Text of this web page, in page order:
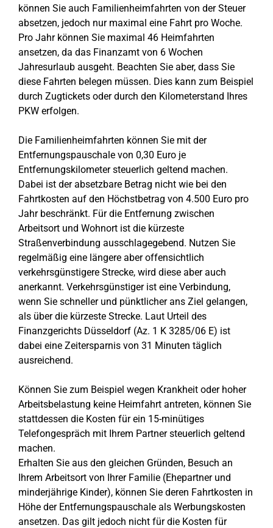
können Sie auch Familienheimfahrten von der Steuer
absetzen, jedoch nur maximal eine Fahrt pro Woche.
Pro Jahr können Sie maximal 46 Heimfahrten
ansetzen, da das Finanzamt von 6 Wochen
Jahresurlaub ausgeht. Beachten Sie aber, dass Sie
diese Fahrten belegen müssen. Dies kann zum Beispiel
durch Zugtickets oder durch den Kilometerstand Ihres
PKW erfolgen.
Die Familienheimfahrten können Sie mit der
Entfernungspauschale von 0,30 Euro je
Entfernungskilometer steuerlich geltend machen.
Dabei ist der absetzbare Betrag nicht wie bei den
Fahrtkosten auf den Höchstbetrag von 4.500 Euro pro
Jahr beschränkt. Für die Entfernung zwischen
Arbeitsort und Wohnort ist die kürzeste
Straßenverbindung ausschlagegebend. Nutzen Sie
regelmäßig eine längere aber offensichtlich
verkehrsgünstigere Strecke, wird diese aber auch
anerkannt. Verkehrsgünstiger ist eine Verbindung,
wenn Sie schneller und pünktlicher ans Ziel gelangen,
als über die kürzeste Strecke. Laut Urteil des
Finanzgerichts Düsseldorf (Az. 1 K 3285/06 E) ist
dabei eine Zeitersparnis von 31 Minuten täglich
ausreichend.
Können Sie zum Beispiel wegen Krankheit oder hoher
Arbeitsbelastung keine Heimfahrt antreten, können Sie
stattdessen die Kosten für ein 15-minütiges
Telefongespräch mit Ihrem Partner steuerlich geltend
machen.
Erhalten Sie aus den gleichen Gründen, Besuch an
Ihrem Arbeitsort von Ihrer Familie (Ehepartner und
minderjährige Kinder), können Sie deren Fahrtkosten in
Höhe der Entfernungspauschale als Werbungskosten
ansetzen. Das gilt jedoch nicht für die Kosten für